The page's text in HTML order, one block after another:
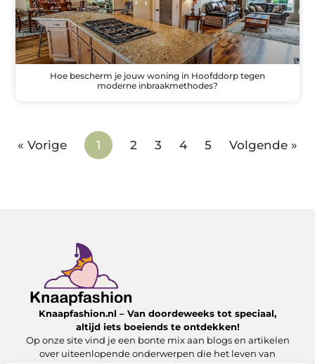
Hoe bescherm je jouw woning in Hoofddorp tegen
moderne inbraakmethodes?
« Vorige 1 2 3 4 5 Volgende »
Knaapfashion.nl – Van doordeweeks tot speciaal,
altijd iets boeiends te ontdekken!
Op onze site vind je een bonte mix aan blogs en artikelen
over uiteenlopende onderwerpen die het leven van